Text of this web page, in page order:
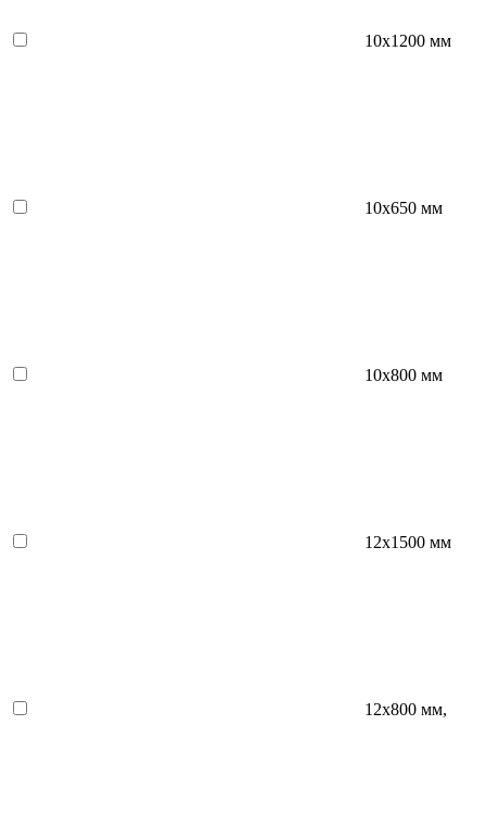
10х1200 мм
10х650 мм
10х800 мм
12х1500 мм
12х800 мм,